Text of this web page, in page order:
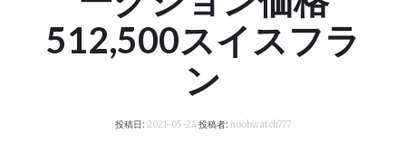
512,500スイスフラ
ン
投稿日: 2021-05-24投稿者: noobwatch777